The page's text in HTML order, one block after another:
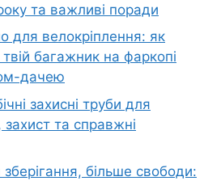
та важливі поради
для велокріплення: як
багажник на фаркопі
дачею
захисні труби для
захист та справжні
більше свободи: